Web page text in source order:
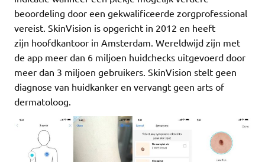
beoordeling door een gekwalificeerde zorgprofessional
vereist. SkinVision is opgericht in 2012 en heeft
zijn hoofdkantoor in Amsterdam. Wereldwijd zijn met
de app meer dan 6 miljoen huidchecks uitgevoerd door
meer dan 3 miljoen gebruikers. SkinVision stelt geen
diagnose van huidkanker en vervangt geen arts of
dermatoloog.